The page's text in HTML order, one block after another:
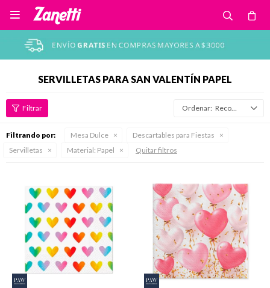

SERVILLETAS PARA SAN VALENTÍN PAPEL
Recomendados
Filtrando por: Mesa Dulce
Descartables para Fiestas
Servilletas
Material: Papel Quitar filtros